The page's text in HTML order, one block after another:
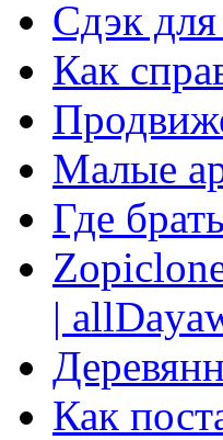
Сдэк для
Как
Малые
Где
|
Как